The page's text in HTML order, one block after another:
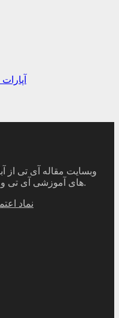
آپارات
های آموزشی آی تی و کامپیوتر شروع به فعالیت کرده است.